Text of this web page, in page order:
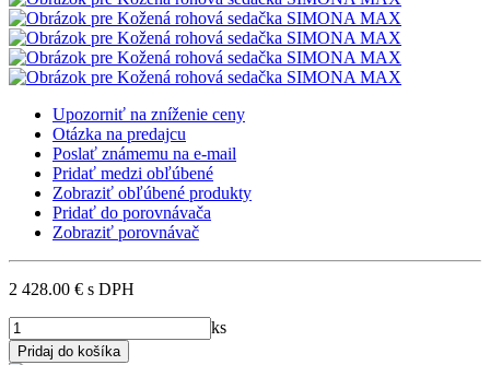
Upozorniť na zníženie ceny
Otázka na predajcu
Poslať známemu na e-mail
Pridať medzi obľúbené
Zobraziť obľúbené produkty
Pridať do porovnávača
Zobraziť porovnávač
2 428.00 € s DPH
ks